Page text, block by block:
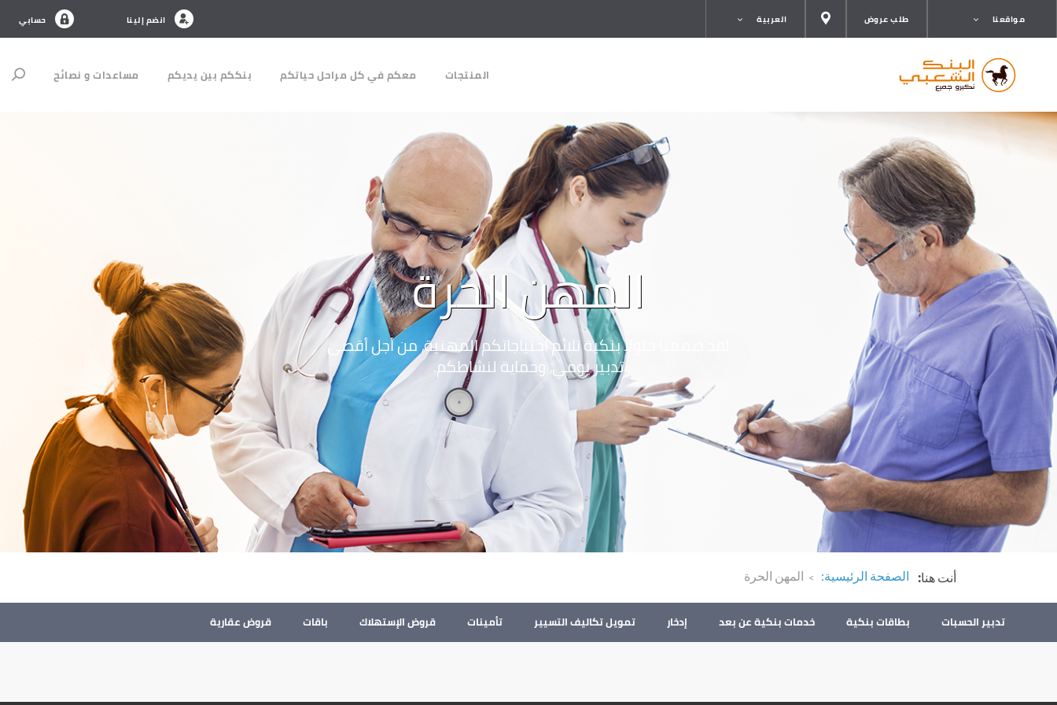
مواقعنا طلب عروض العربية انضم إلينا حسابي
المنتجات معكم في كل مراحل حياتكم بنككم بين يديكم مساعدات و نصائح
المهن الحرة
لقد صممنا حلولا بنكية تلائم احتياجاتكم المهنية، من أجل أقصى
تدبير يومي، وحماية لنشاطكم.
أنت هنا: الصفحة الرئيسية: المهن الحرة
تدبير الحسبات بطاقات بنكية خدمات بنكية عن بعد إدخار تمويل تكاليف التسيير تأمينات قروض الإستهلاك باقات قروض عقارية